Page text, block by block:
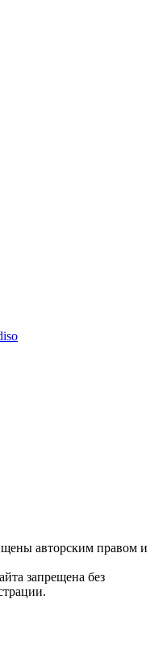
авторским правом и
запрещена без